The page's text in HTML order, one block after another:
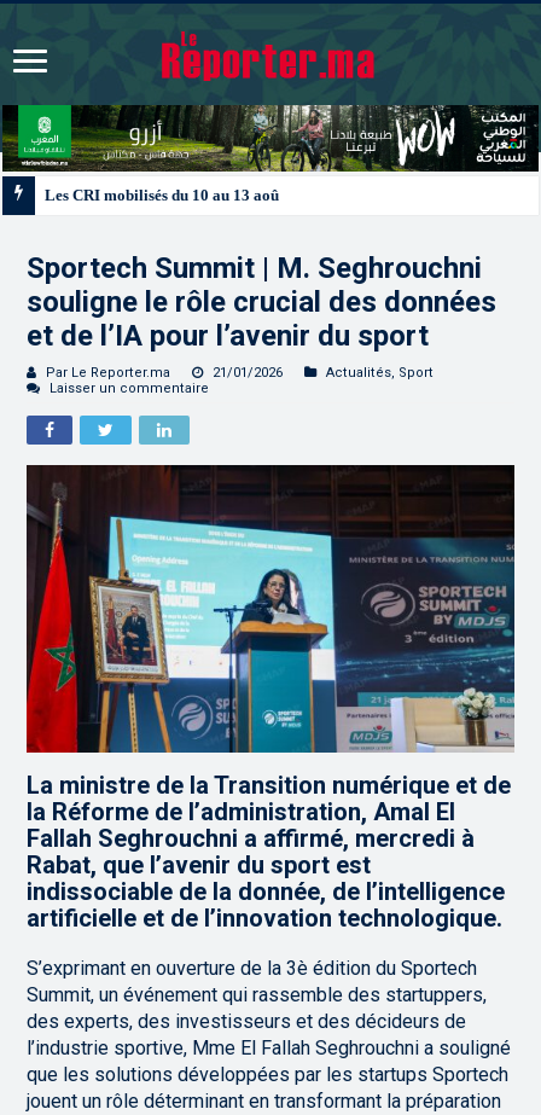
Sportech Summit | M. Seghrouchni
souligne le rôle crucial des données
et de l’IA pour l’avenir du sport
Par Le Reporter.ma 21/01/2026 Actualités, Sport
Laisser un commentaire
La ministre de la Transition numérique et de
la Réforme de l’administration, Amal El
Fallah Seghrouchni a affirmé, mercredi à
Rabat, que l’avenir du sport est
indissociable de la donnée, de l’intelligence
artificielle et de l’innovation technologique.
S’exprimant en ouverture de la 3è édition du Sportech
Summit, un événement qui rassemble des startuppers,
des experts, des investisseurs et des décideurs de
l’industrie sportive, Mme El Fallah Seghrouchni a souligné
que les solutions développées par les startups Sportech
jouent un rôle déterminant en transformant la préparation